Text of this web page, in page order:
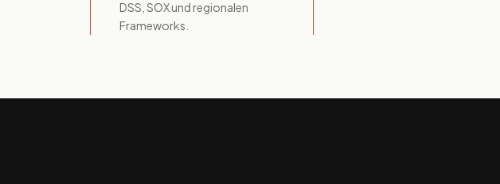
DSS, SOX und regionalen
Frameworks.